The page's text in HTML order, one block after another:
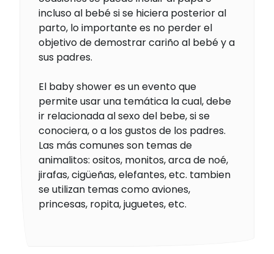
incluso al bebé si se hiciera posterior al
parto, lo importante es no perder el
objetivo de demostrar cariño al bebé y a
sus padres.
El baby shower es un evento que
permite usar una temática la cual, debe
ir relacionada al sexo del bebe, si se
conociera, o a los gustos de los padres.
Las más comunes son temas de
animalitos: ositos, monitos, arca de noé,
jirafas, cigüeñas, elefantes, etc. tambien
se utilizan temas como aviones,
princesas, ropita, juguetes, etc.